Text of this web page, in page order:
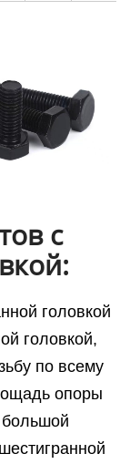
с
головкой
головкой,
по всему
опоры
большой